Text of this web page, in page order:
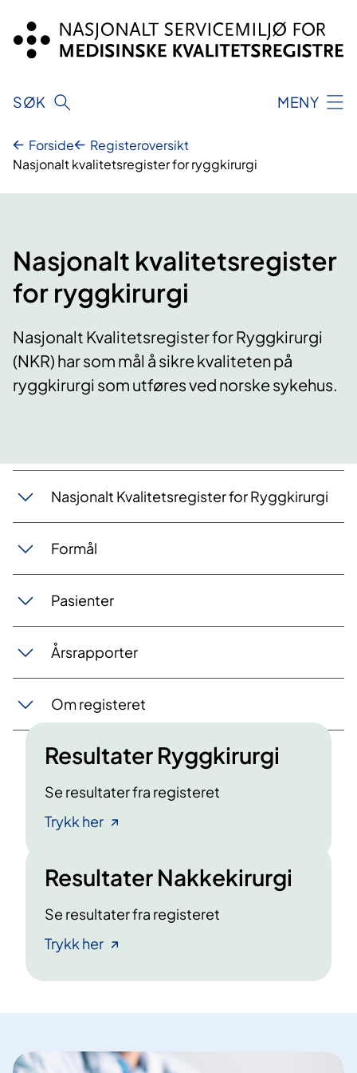
innhold
SØK MENY
Forside
Registeroversikt
Nasjonalt kvalitetsregister for ryggkirurgi
Nasjonalt kvalitetsregister
for ryggkirurgi
Nasjonalt Kvalitetsregister for Ryggkirurgi
(NKR) har som mål å sikre kvaliteten på
ryggkirurgi som utføres ved norske sykehus.
Nasjonalt Kvalitetsregister for Ryggkirurgi
Formål
Pasienter
Årsrapporter
Om registeret
Resultater Ryggkirurgi
Se resultater fra registeret
Trykk her
Resultater Nakkekirurgi
Se resultater fra registeret
Trykk her